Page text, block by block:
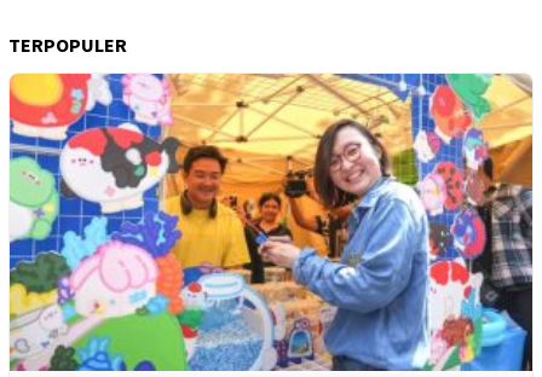
TERPOPULER